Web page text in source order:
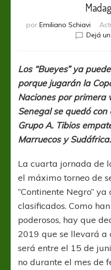
por Emiliano Schiavi
Dejá
Los “Bueyes” ya
porque jugarán la
Naciones por primera
Senegal se quedó
Grupo A. Tibios
Marruecos y Sudáfrica.
La cuarta jornada de
el máximo torneo de
“Continente Negro”
clasificados. Como
poderosos, hay que
2019 que se llevará a
será entre el 15 de
no durante el mes de